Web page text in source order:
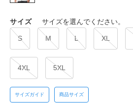
サイズ サイズを選んでください。
S M L XL
4XL 5XL
サイズガイド 商品サイズ